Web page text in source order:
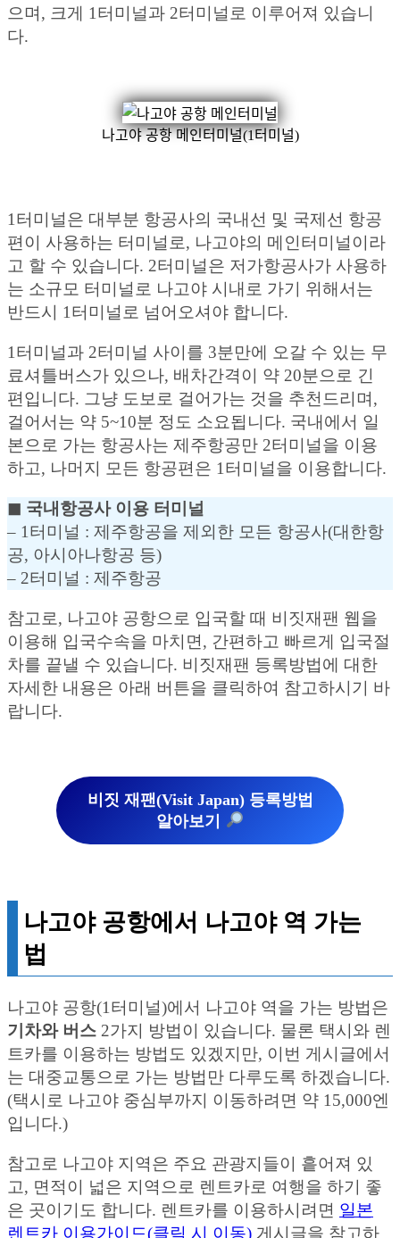
으며, 크게 1터미널과 2터미널로 이루어져 있습니
다.
나고야 공항 메인터미널(1터미널)
1터미널은 대부분 항공사의 국내선 및 국제선 항공
편이 사용하는 터미널로, 나고야의 메인터미널이라
고 할 수 있습니다. 2터미널은 저가항공사가 사용하
는 소규모 터미널로 나고야 시내로 가기 위해서는
반드시 1터미널로 넘어오셔야 합니다.
1터미널과 2터미널 사이를 3분만에 오갈 수 있는 무
료셔틀버스가 있으나, 배차간격이 약 20분으로 긴
편입니다. 그냥 도보로 걸어가는 것을 추천드리며,
걸어서는 약 5~10분 정도 소요됩니다. 국내에서 일
본으로 가는 항공사는 제주항공만 2터미널을 이용
하고, 나머지 모든 항공편은 1터미널을 이용합니다.
◼︎ 국내항공사 이용 터미널
– 1터미널 : 제주항공을 제외한 모든 항공사(대한항
공, 아시아나항공 등)
– 2터미널 : 제주항공
참고로, 나고야 공항으로 입국할 때 비짓재팬 웹을
이용해 입국수속을 마치면, 간편하고 빠르게 입국절
차를 끝낼 수 있습니다. 비짓재팬 등록방법에 대한
자세한 내용은 아래 버튼을 클릭하여 참고하시기 바
랍니다.
비짓 재팬(Visit Japan) 등록방법
알아보기
나고야 공항에서 나고야 역 가는
법
나고야 공항(1터미널)에서 나고야 역을 가는 방법은
기차와 버스 2가지 방법이 있습니다. 물론 택시와 렌
트카를 이용하는 방법도 있겠지만, 이번 게시글에서
는 대중교통으로 가는 방법만 다루도록 하겠습니다.
(택시로 나고야 중심부까지 이동하려면 약 15,000엔
입니다.)
참고로 나고야 지역은 주요 관광지들이 흩어져 있
고, 면적이 넓은 지역으로 렌트카로 여행을 하기 좋
은 곳이기도 합니다. 렌트카를 이용하시려면 일본
렌트카 이용가이드(클릭 시 이동) 게시글을 참고하